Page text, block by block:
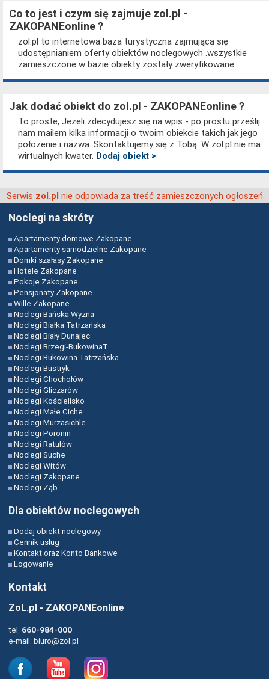
Co to jest i czym się zajmuje zol.pl -
ZAKOPANEonline ?
zol.pl to internetowa baza turystyczna zajmująca się
udostępnianiem oferty obiektów noclegowych .wszystkie
zamieszczone w bazie obiekty zostały zweryfikowane.
Jak dodać obiekt do zol.pl - ZAKOPANEonline ?
To proste, Jeżeli zdecydujesz się na wpis - po prostu prześlij
nam mailem kilka informacji o twoim obiekcie takich jak jego
położenie i nazwa .Skontaktujemy się z Tobą. W zol.pl nie ma
wirtualnych kwater. Dodaj obiekt >
Serwis zol.pl nie odpowiada za treść zamieszczonych ogłoszeń
Noclegi na skróty
Apartamenty domowe Zakopane
Apartamenty samodzielne Zakopane
Domki szałasy Zakopane
Hotele Zakopane
Pokoje Zakopane
Pensjonaty Zakopane
Wille Zakopane
Noclegi Bańska Wyżna
Noclegi Białka Tatrzańska
Noclegi Biały Dunajec
Noclegi Brzegi-BukowinaT
Noclegi Bukowina Tatrzańska
Noclegi Bustryk
Noclegi Chochołów
Noclegi Gliczarów
Noclegi Kościelisko
Noclegi Małe Ciche
Noclegi Murzasichle
Noclegi Poronin
Noclegi Ratułów
Noclegi Suche
Noclegi Witów
Noclegi Zakopane
Noclegi Ząb
Dla obiektów noclegowych
Dodaj obiekt noclegowy
Cennik usług
Kontakt oraz Konto Bankowe
Logowanie
Kontakt
ZoL.pl - ZAKOPANEonline
tel. 660-984-000
e-mail:biuro@zol.pl